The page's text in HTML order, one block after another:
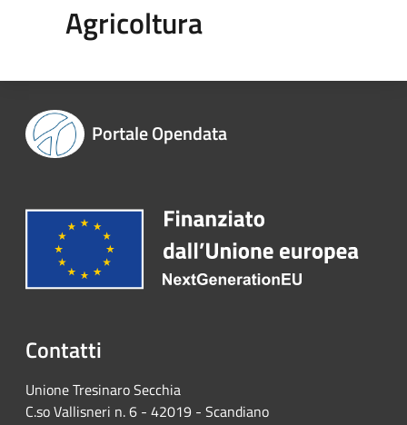
Agricoltura
Portale Opendata
Contatti
Unione Tresinaro Secchia
C.so Vallisneri n. 6 - 42019 - Scandiano